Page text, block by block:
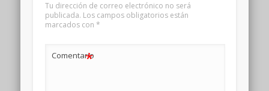
Tu dirección de correo electrónico no será
publicada. Los campos obligatorios están
marcados con *
Comentario
*